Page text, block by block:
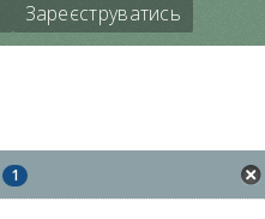
Зареєструватись
1